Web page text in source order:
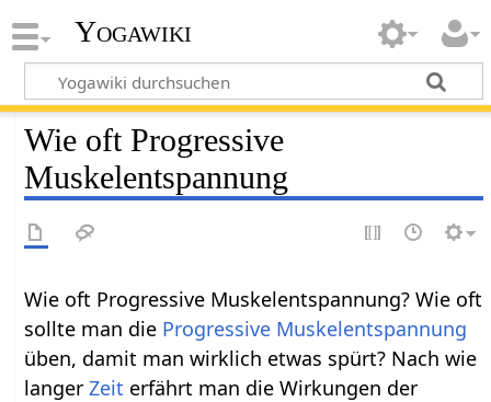
Yogawiki
Wie oft Progressive
Muskelentspannung
Wie oft Progressive Muskelentspannung? Wie oft
sollte man die Progressive Muskelentspannung
üben, damit man wirklich etwas spürt? Nach wie
langerZeit erfährt man die Wirkungen der